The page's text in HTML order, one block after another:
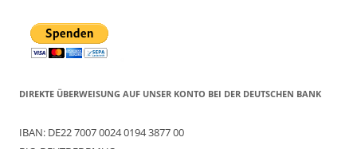
DIREKTE ÜBERWEISUNG AUF UNSER KONTO BEI DER DEUTSCHEN BANK
IBAN: DE22 7007 0024 0194 3877 00